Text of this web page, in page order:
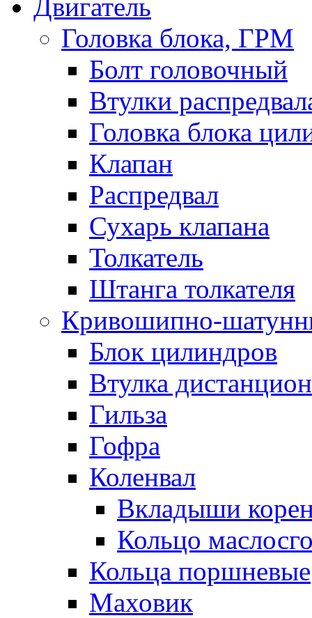
Двигатель
Головка блока, ГРМ
Болт головочный
Втулки
Головка блока
Клапан
Распредвал
Сухарь клапана
Толкатель
Штанга толкателя
Кривошипно-
Блок цилиндров
Втулка
Гильза
Гофра
Коленвал
Вкладыши
Кольцо
Кольца поршневые
Маховик